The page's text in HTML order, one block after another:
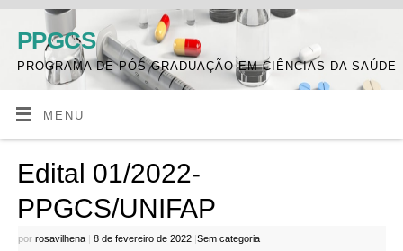
PPGCS
PROGRAMA DE PÓS-GRADUAÇÃO EM CIÊNCIAS DA SAÚDE
MENU
Edital 01/2022-
PPGCS/UNIFAP
por rosavilhena | 8 de fevereiro de 2022 |Sem categoria